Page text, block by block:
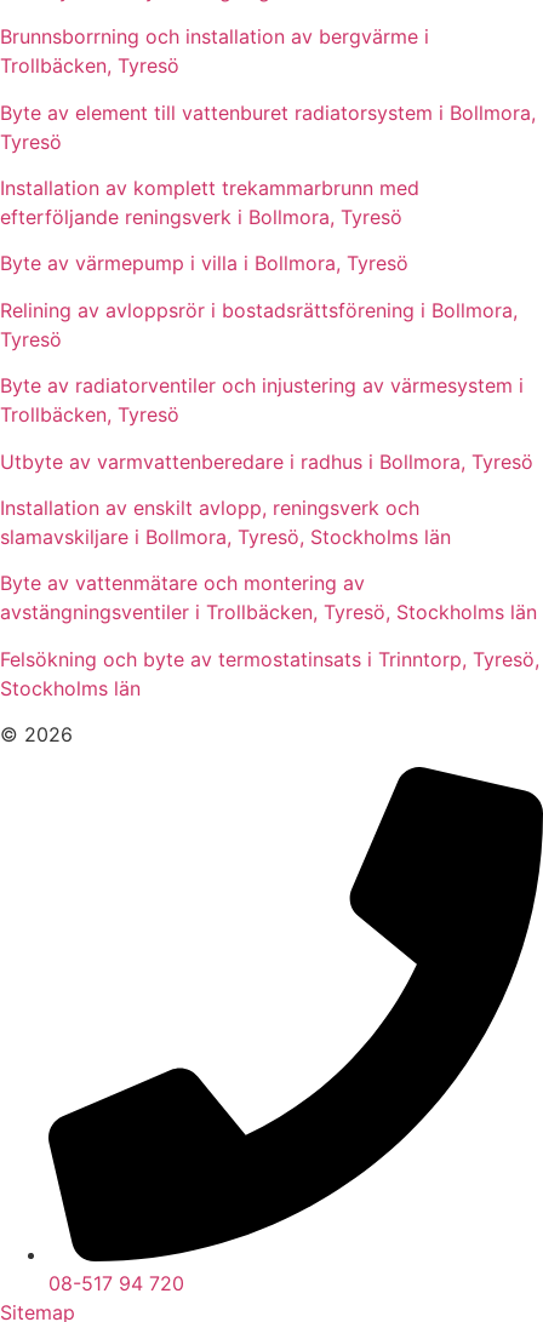
Brunnsborrning och installation av bergvärme i
Trollbäcken, Tyresö
Byte av element till vattenburet radiatorsystem i Bollmora,
Tyresö
Installation av komplett trekammarbrunn med
efterföljande reningsverk i Bollmora, Tyresö
Byte av värmepump i villa i Bollmora, Tyresö
Relining av avloppsrör i bostadsrättsförening i Bollmora,
Tyresö
Byte av radiatorventiler och injustering av värmesystem i
Trollbäcken, Tyresö
Utbyte av varmvattenberedare i radhus i Bollmora, Tyresö
Installation av enskilt avlopp, reningsverk och
slamavskiljare i Bollmora, Tyresö, Stockholms län
Byte av vattenmätare och montering av
avstängningsventiler i Trollbäcken, Tyresö, Stockholms län
Felsökning och byte av termostatinsats i Trinntorp, Tyresö,
Stockholms län
© 2026
08-517 94 720
Sitemap